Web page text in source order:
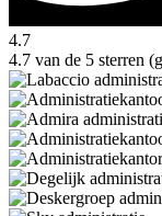
4.7
4.7 van de 5 sterren